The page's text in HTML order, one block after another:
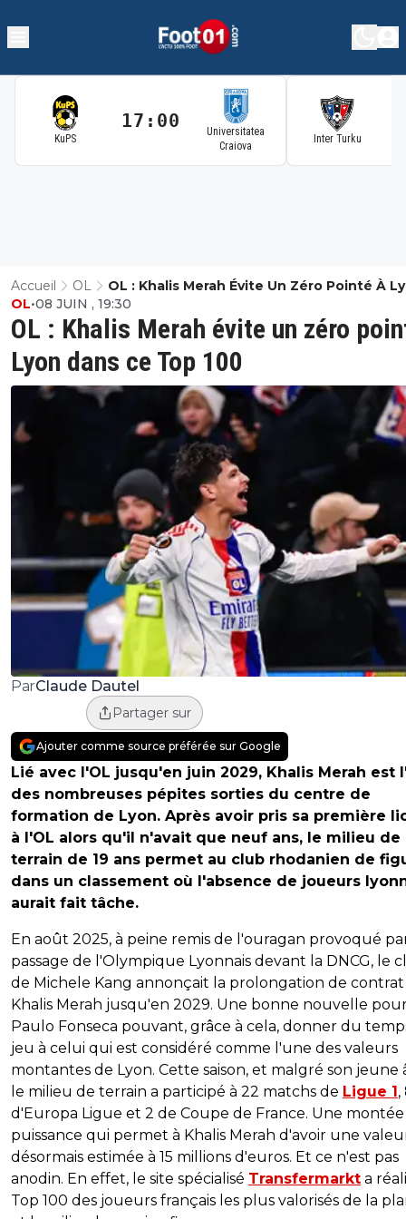
KuPS
17:00
Universitatea
Craiova
Inter Turku
Accueil OL
OL : Khalis Merah Évite Un Zéro Pointé À
Dans Ce Top 100
OL : Khalis Merah évite un zéro
Lyon dans ce Top 100
OL•08 JUIN , 19:30
ParClaude Dautel
Partager sur
Ajouter comme source préférée sur Google
Lié avec l'OL jusqu'en juin 2029, Khalis Merah est
des nombreuses pépites sorties du centre de
formation de Lyon. Après avoir pris sa première
à l'OL alors qu'il n'avait que neuf ans, le milieu de
terrain de 19 ans permet au club rhodanien de
dans un classement où l'absence de joueurs
aurait fait tâche.
En août 2025, à peine remis de l'ouragan provoqué
passage de l'Olympique Lyonnais devant la DNCG, le
de Michele Kang annonçait la prolongation de
Khalis Merah jusqu'en 2029. Une bonne nouvelle
Paulo Fonseca pouvant, grâce à cela, donner du
jeu à celui qui est considéré comme l'une des valeurs
montantes de Lyon. Cette saison, et malgré son jeune
le milieu de terrain a participé à 22 matchs de Ligue 1 ,
d'Europa Ligue et 2 de Coupe de France. Une
puissance qui permet à Khalis Merah d'avoir une
désormais estimée à 15 millions d'euros. Et ce n'est pas
anodin. En effet, le site spécialisé Transfermarkt a
Top 100 des joueurs français les plus valorisés de la